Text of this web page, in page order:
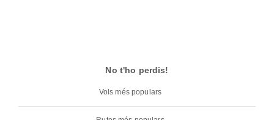
No t'ho perdis!
Vols més populars